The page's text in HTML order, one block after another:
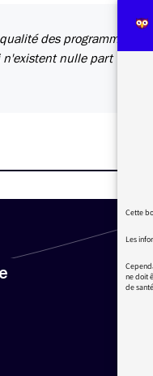
des programmes
n'existent nulle part
Cette
Les
ne doit
de